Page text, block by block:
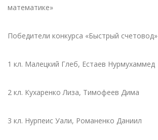
математике»
Победители конкурса «Быстрый счетовод»
1 кл. Малецкий Глеб, Естаев Нурмухаммед
2 кл. Кухаренко Лиза, Тимофеев Дима
3 кл. Нурпеис Уали, Романенко Даниил